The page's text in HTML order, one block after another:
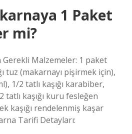
1 Paket
mi?
Gerekli Malzemeler: 1 paket
tuz (makarnayı pişirmek için),
1/2 tatlı kaşığı karabiber,
tatlı kaşığı kuru fesleğen
kaşığı rendelenmiş kaşar
Tarifi Detayları: